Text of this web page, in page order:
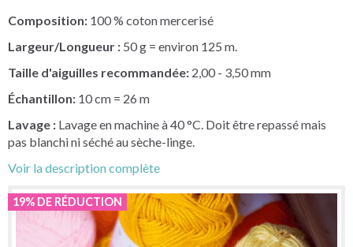
Composition: 100 % coton mercerisé
Largeur/Longueur : 50 g = environ 125 m.
Taille d'aiguilles recommandée: 2,00 - 3,50 mm
Échantillon: 10 cm = 26 m
Lavage : Lavage en machine à 40°C. Doit être repassé mais
pas blanchi ni séché au sèche-linge.
Voir la description complète
19% DE RÉDUCTION